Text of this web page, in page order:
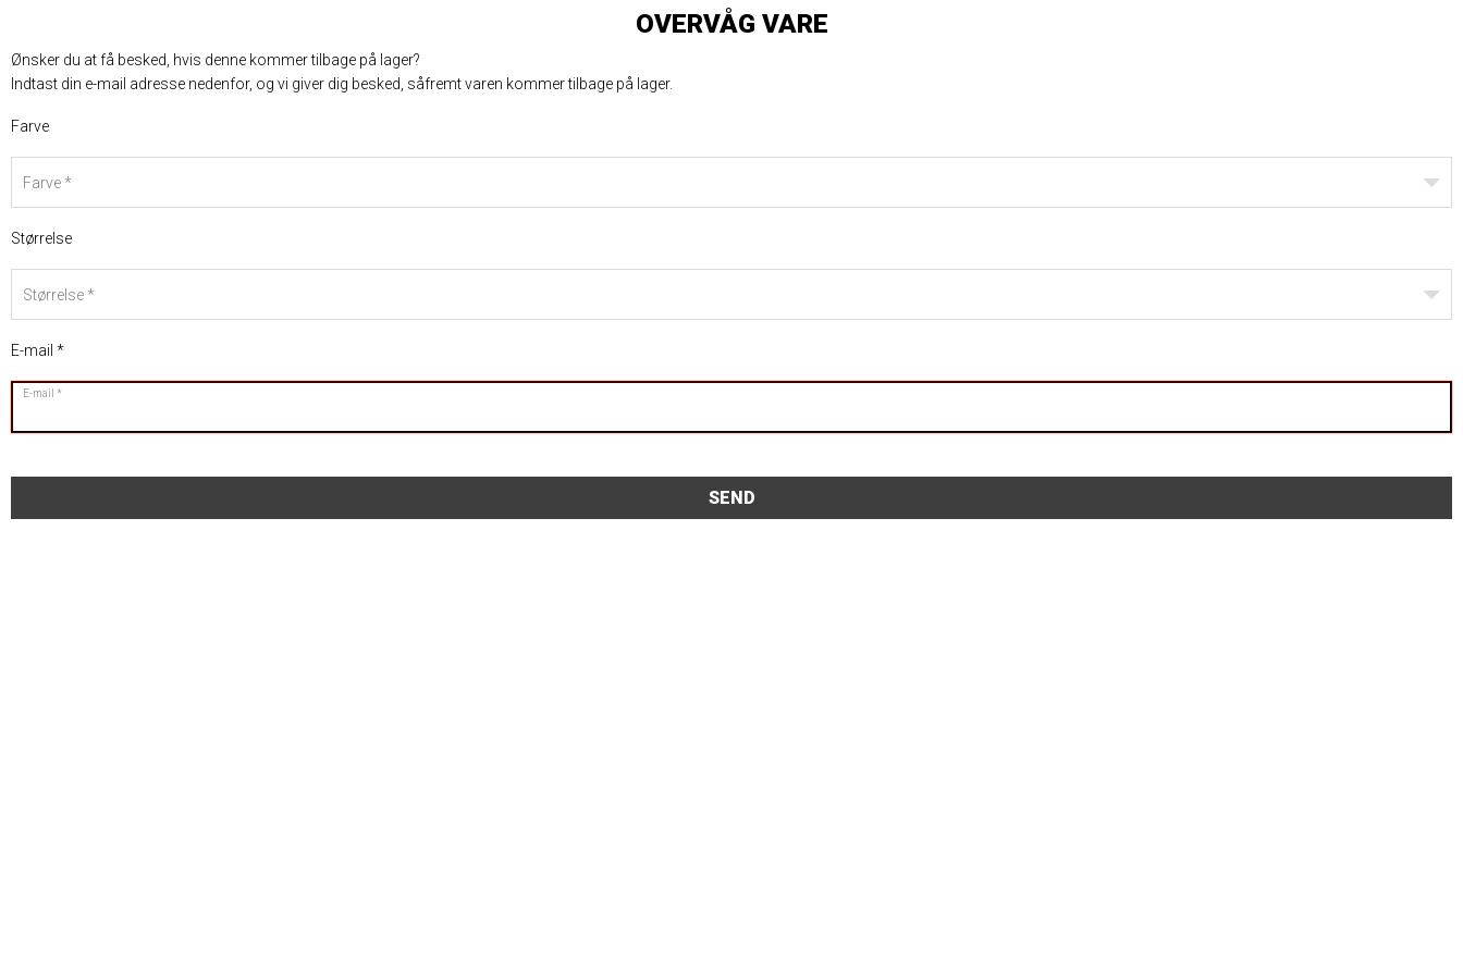
OVERVÅG VARE
Ønsker du at få besked, hvis denne kommer tilbage på lager?
Indtast din e-mail adresse nedenfor, og vi giver dig besked, såfremt varen kommer tilbage på lager.
Farve
Farve
Størrelse
Størrelse
E-mail
E-mail